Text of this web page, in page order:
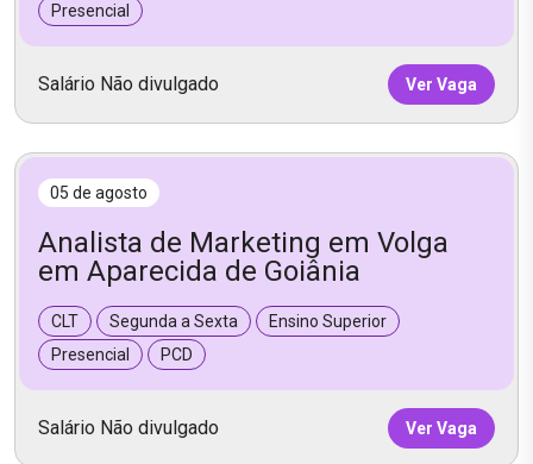
Presencial
Salário Não divulgado Ver Vaga
05 de agosto
Analista de Marketing em Volga
em Aparecida de Goiânia
CLT Segunda a Sexta
Ensino Superior
Presencial
PCD
Salário Não divulgado Ver Vaga